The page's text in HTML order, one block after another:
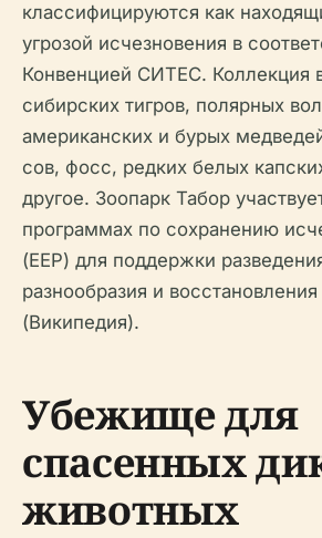
классифицируются как
угрозой исчезновения в
Конвенцией СИТЕС. Коллекция
сибирских тигров, полярных
американских и бурых
сов, фосс, редких белых
другое. Зоопарк Табор
программах по сохранению
(EEP) для поддержки
разнообразия и
(Википедия).
Убежище для
спасенных
животных